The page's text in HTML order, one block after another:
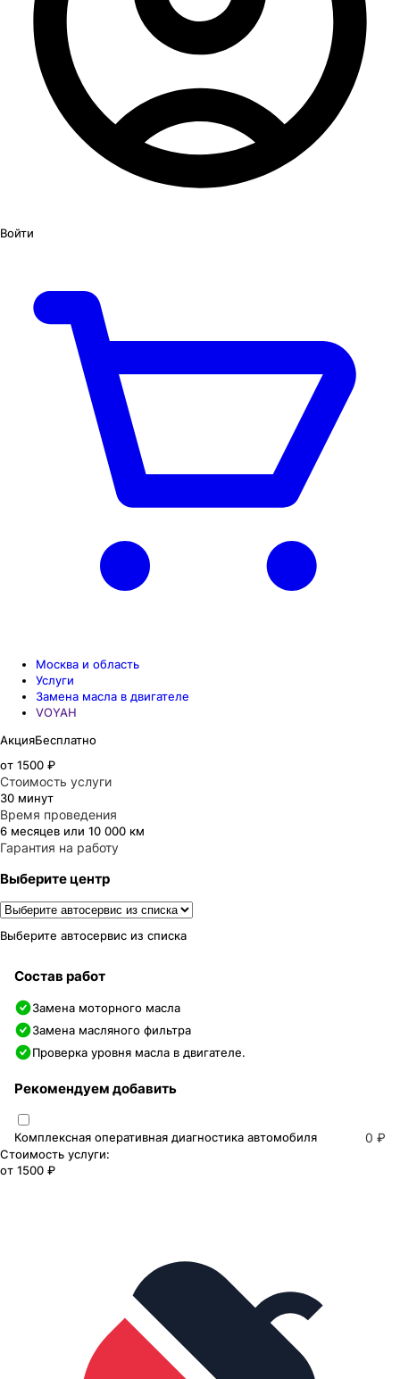
Войти
Москва и область
Услуги
Замена масла в двигателе
VOYAH
АкцияБесплатно
от 1500 ₽
Стоимость услуги
30 минут
Время проведения
6 месяцев или 10 000 км
Гарантия на работу
Выберите центр
Выберите автосервис из списка
Состав работ
Замена моторного масла
Замена масляного фильтра
Проверка уровня масла в двигателе.
Рекомендуем добавить
Комплексная оперативная диагностика автомобиля 0 ₽
Стоимость услуги:
от 1500 ₽